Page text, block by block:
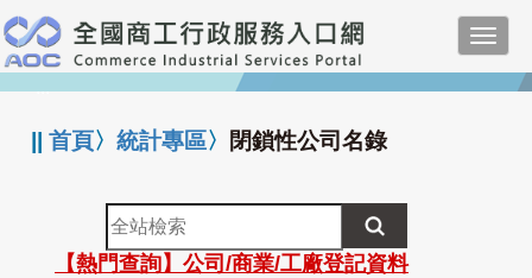
跳
到
主
要
:::
||首頁〉統計專區〉 閉鎖性公司名錄
全
站
檢
【熱門查詢】公司/商業/工廠登記資料